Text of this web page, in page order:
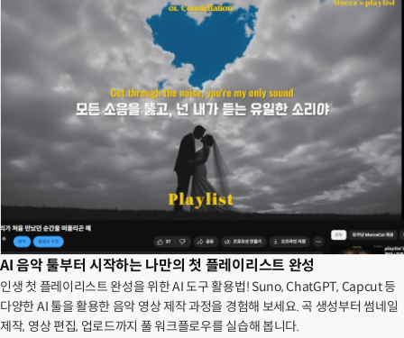
AI 음악 툴부터 시작하는 나만의 첫 플레이리스트 완성
인생 첫 플레이리스트 완성을 위한 AI 도구 활용법! Suno, ChatGPT, Capcut 등
다양한 AI 툴을 활용한 음악 영상 제작 과정을 경험해 보세요. 곡 생성부터 썸네일
제작, 영상 편집, 업로드까지 풀 워크플로우를 실습해 봅니다.